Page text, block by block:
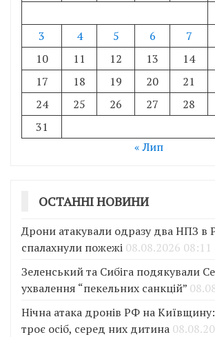
3
4 5 6 7
10
11 12 13 14
17
18 19 20 21
24
25 26 27 28
31
« Лип
ОСТАННІ НОВИНИ
Дрони атакували одразу два НПЗ в
спалахнули пожежі 08.08.2026 08:11
Зеленський та Сибіга подякували
ухвалення “пекельних санкцій”
Нічна атака дронів РФ на
троє осіб, серед них дитина